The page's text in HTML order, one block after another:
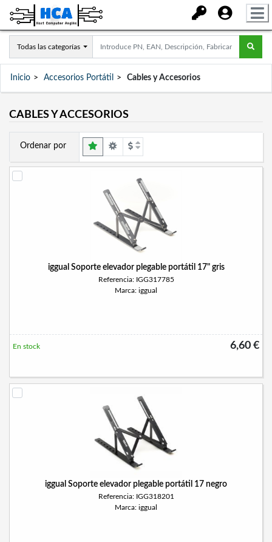
Todas las categorías
Inicio Accesorios Portátil Cables y Accesorios
CABLES Y ACCESORIOS
Ordenar por
iggual Soporte elevador plegable portátil 17" gris
Referencia: IGG317785
Marca: iggual
6,60 €
En stock
iggual Soporte elevador plegable portátil 17 negro
Referencia: IGG318201
Marca: iggual